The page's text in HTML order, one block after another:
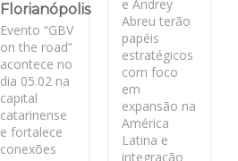
Florianópolis
Evento “GBV
on the road”
acontece no
dia 05.02 na
capital
catarinense
e fortalece
conexões
e Andrey
Abreu terão
papéis
estratégicos
com foco
em
expansão na
América
Latina e
integração